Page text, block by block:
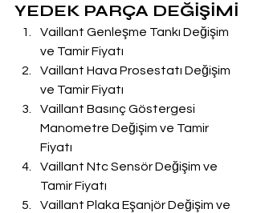
YEDEK PARÇA DEĞİŞİMİ
Vaillant Genleşme Tankı Değişim
ve Tamir Fiyatı
Vaillant Hava Prosestatı Değişim
ve Tamir Fiyatı
Vaillant Basınç Göstergesi
Manometre Değişim ve Tamir
Fiyatı
Vaillant Ntc Sensör Değişim ve
Tamir Fiyatı
Vaillant Plaka Eşanjör Değişim ve